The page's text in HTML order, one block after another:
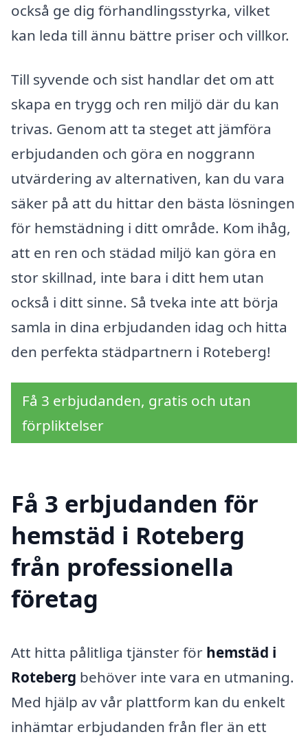
också ge dig förhandlingsstyrka, vilket
kan leda till ännu bättre priser och villkor.
Till syvende och sist handlar det om att
skapa en trygg och ren miljö där du kan
trivas. Genom att ta steget att jämföra
erbjudanden och göra en noggrann
utvärdering av alternativen, kan du vara
säker på att du hittar den bästa lösningen
för hemstädning i ditt område. Kom ihåg,
att en ren och städad miljö kan göra en
stor skillnad, inte bara i ditt hem utan
också i ditt sinne. Så tveka inte att börja
samla in dina erbjudanden idag och hitta
den perfekta städpartnern i Roteberg!
Få 3 erbjudanden, gratis och utan
förpliktelser
Få 3 erbjudanden för
hemstäd i Roteberg
från professionella
företag
Att hitta pålitliga tjänster för hemstäd i
Roteberg behöver inte vara en utmaning.
Med hjälp av vår plattform kan du enkelt
inhämtar erbjudanden från fler än ett